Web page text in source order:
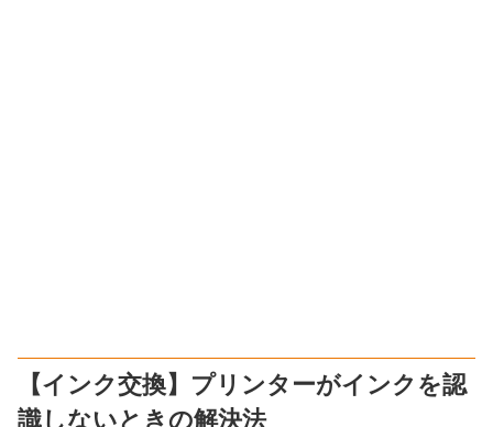
【インク交換】プリンターがインクを認
識しないときの解決法